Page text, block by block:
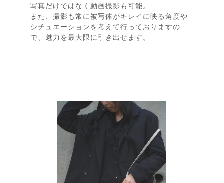
写真だけではなく動画撮影も可能。
また、撮影も常に被写体がキレイに映る角度や
シチュエーションを考えて行っておりますの
で、魅力を最大限に引き出せます。